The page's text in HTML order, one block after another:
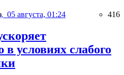
05 августа, 01:24 416
условиях слабого